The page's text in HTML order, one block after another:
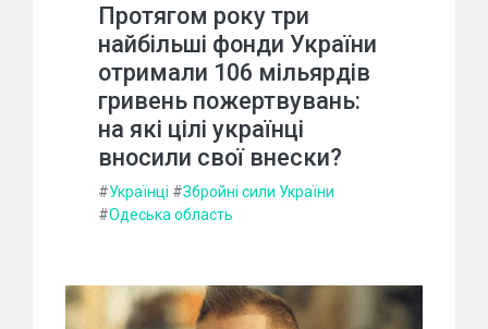
Протягом року три
найбільші фонди України
отримали 106 мільярдів
гривень пожертвувань:
на які цілі українці
вносили свої внески?
#Українці #Збройні сили України
#Одеська область